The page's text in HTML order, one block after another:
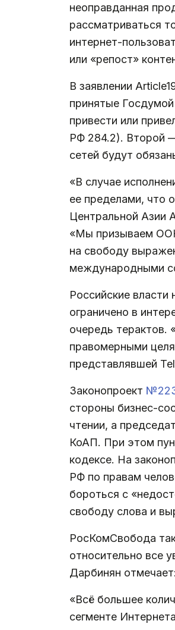
неоправданная
рассматриваться
интернет-
или «репост»
В заявлении
принятые
привести или
РФ 284.2). Второй
сетей будут
«В случае
ее пределами, что
Центральной Азии
«Мы призываем ООН
на свободу
международными
Российские
ограничено в
очередь терактов.
правомерными
представлявшей
Законопроект
стороны бизнес-
чтении, а
КоАП. При этом
кодексе. На
РФ по правам
бороться с
свободу слова и
РосКомСвобода
относительно все
Дарбинян отмечает:
«Всё большее
сегменте